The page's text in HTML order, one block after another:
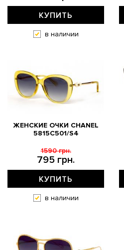
КУПИТЬ
в наличии
ЖЕНСКИЕ ОЧКИ CHANEL
5815C501/S4
795 грн.
1590 грн.
КУПИТЬ
в наличии